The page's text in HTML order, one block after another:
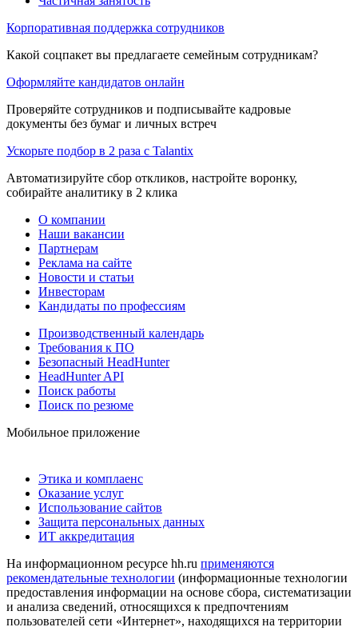
Корпоративная поддержка сотрудников
Какой соцпакет вы предлагаете семейным сотрудникам?
Оформляйте кандидатов онлайн
Проверяйте сотрудников и подписывайте кадровые
документы без бумаг и личных встреч
Ускорьте подбор в 2 раза с Talantix
Автоматизируйте сбор откликов, настройте воронку,
собирайте аналитику в 2 клика
О компании
Наши вакансии
Партнерам
Реклама на сайте
Новости и статьи
Инвесторам
Кандидаты по профессиям
Производственный календарь
Требования к ПО
Безопасный HeadHunter
HeadHunter API
Поиск работы
Поиск по резюме
Мобильное приложение
Этика и комплаенс
Оказание услуг
Использование сайтов
Защита персональных данных
ИТ аккредитация
На информационном ресурсе hh.ru применяются
рекомендательные технологии (информационные технологии
предоставления информации на основе сбора, систематизации
и анализа сведений, относящихся к предпочтениям
пользователей сети «Интернет», находящихся на территории